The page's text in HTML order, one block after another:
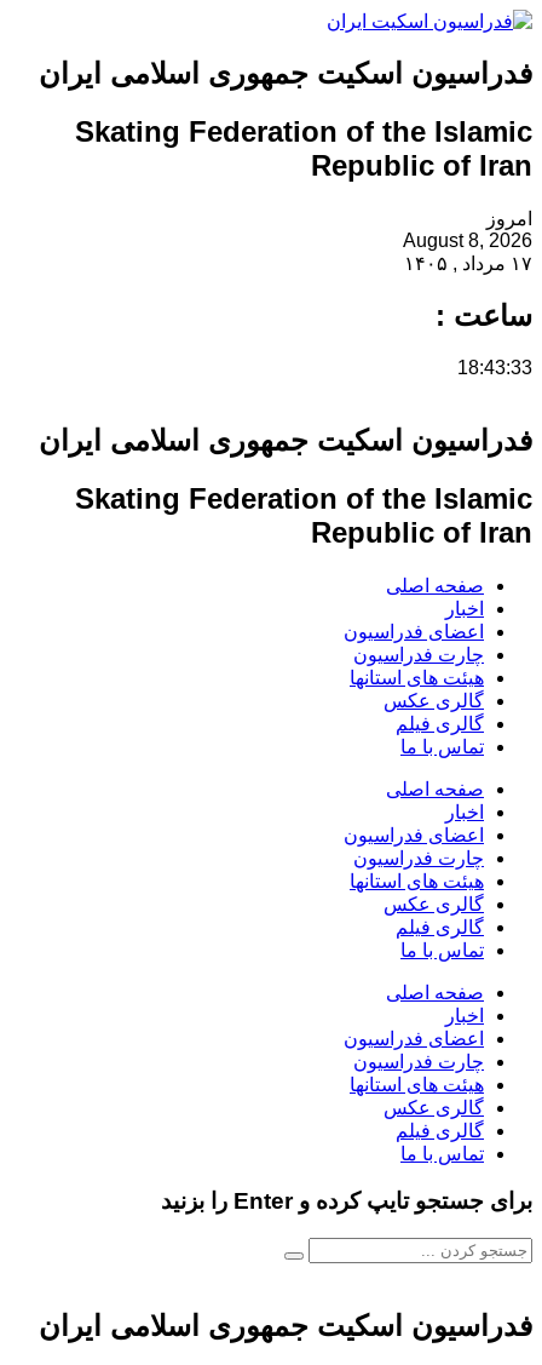
فدراسیون اسکیت جمهوری اسلامی ایران
Skating Federation of the Islamic
Republic of Iran
امروز
August 8, 2026
۱۷ مرداد , ۱۴۰۵
ساعت :
18:43:33
فدراسیون اسکیت جمهوری اسلامی ایران
Skating Federation of the Islamic
Republic of Iran
صفحه اصلی
اخبار
اعضای فدراسیون
چارت فدراسیون
هیئت های استانها
گالری عکس
گالری فیلم
تماس با ما
صفحه اصلی
اخبار
اعضای فدراسیون
چارت فدراسیون
هیئت های استانها
گالری عکس
گالری فیلم
تماس با ما
صفحه اصلی
اخبار
اعضای فدراسیون
چارت فدراسیون
هیئت های استانها
گالری عکس
گالری فیلم
تماس با ما
برای جستجو تایپ کرده و Enter را بزنید
فدراسیون اسکیت جمهوری اسلامی ایران